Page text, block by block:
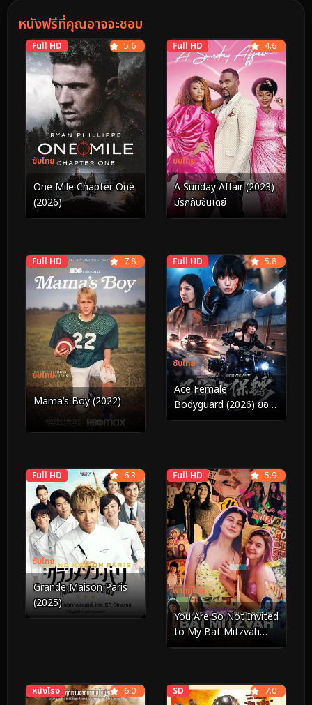
หนังฟรีที่คุณอาจจะชอบ
Full HD
ซับไทย
5.6
One Mile Chapter One
(2026)
Full HD
ซับไทย
4.6
A Sunday Affair (2023)
มีรักกับซันเดย์
Full HD
ซับไทย
7.8
Mama’s Boy (2022)
Full HD
ซับไทย
5.8
Ace Female
Bodyguard (2026) ยอด
หญิงบอดี้การ์ด
Full HD
ซับไทย
6.3
Grande Maison Paris
(2025)
Full HD
พากย์ไทย
5.9
You Are So Not Invited
to My Bat Mitzvah
(2023) ปัทมิซวาห์ฉัน อย่า
หนังโรง 6.0 SD 7.0